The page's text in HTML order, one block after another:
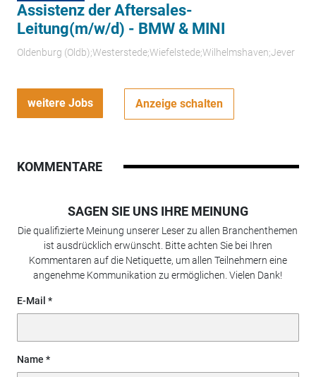
Assistenz der Aftersales-
Leitung(m/w/d) - BMW & MINI
Oldenburg (Oldb);Westerstede;Wiefelstede;Wilhelmshaven;Jever
weitere Jobs Anzeige schalten
KOMMENTARE
SAGEN SIE UNS IHRE MEINUNG
Die qualifizierte Meinung unserer Leser zu allen Branchenthemen
ist ausdrücklich erwünscht. Bitte achten Sie bei Ihren
Kommentaren auf die Netiquette, um allen Teilnehmern eine
angenehme Kommunikation zu ermöglichen. Vielen Dank!
E-Mail
Name